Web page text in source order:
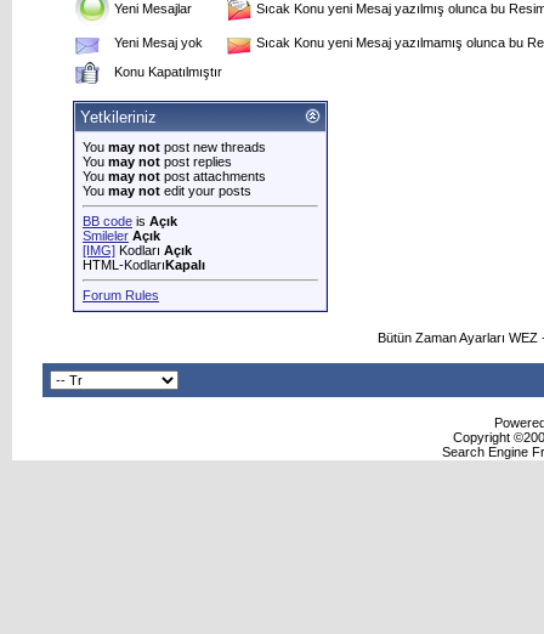
Yeni Mesajlar Sıcak Konu yeni Mesaj yazılmış olunca bu
Yeni Mesaj yok
Sıcak Konu yeni Mesaj yazılmamış olunca bu
Konu Kapatılmıştır
Yetkileriniz
You may not post new threads
You may not post replies
You may not post attachments
You may not edit your posts
BB code is Açık
Smileler Açık
[IMG] Kodları Açık
HTML-KodlarıKapalı
Forum Rules
Bütün Zaman Ayarları
Copyright
Search Engine